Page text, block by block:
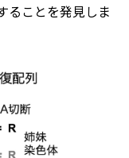
ることを発見しま